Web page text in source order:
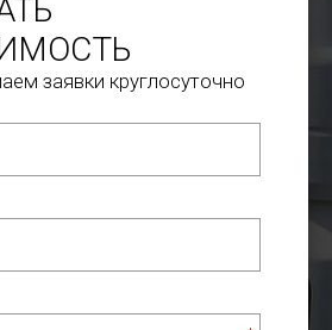
заявки круглосуточно